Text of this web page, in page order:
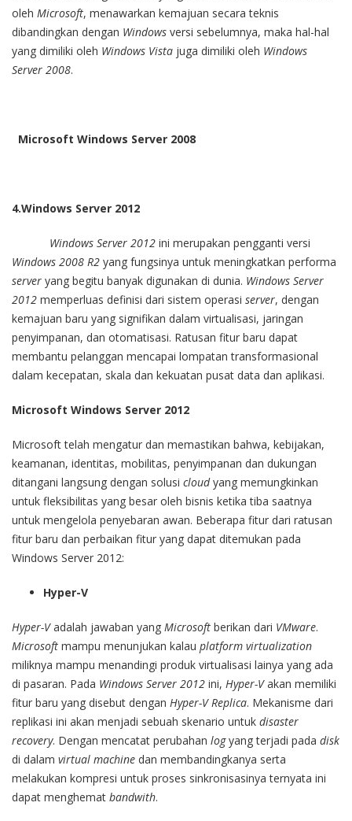
oleh Microsoft, menawarkan kemajuan secara teknis
dibandingkan dengan Windows versi sebelumnya, maka hal-hal
yang dimiliki oleh Windows Vista juga dimiliki oleh Windows
Server 2008.
Microsoft Windows Server 2008
4.Windows Server 2012
Windows Server 2012 ini merupakan pengganti versi
Windows 2008 R2 yang fungsinya untuk meningkatkan performa
server yang begitu banyak digunakan di dunia. Windows Server
2012 memperluas definisi dari sistem operasi server, dengan
kemajuan baru yang signifikan dalam virtualisasi, jaringan
penyimpanan, dan otomatisasi. Ratusan fitur baru dapat
membantu pelanggan mencapai lompatan transformasional
dalam kecepatan, skala dan kekuatan pusat data dan aplikasi.
Microsoft Windows Server 2012
Microsoft telah mengatur dan memastikan bahwa, kebijakan,
keamanan, identitas, mobilitas, penyimpanan dan dukungan
ditangani langsung dengan solusi cloudyang memungkinkan
untuk fleksibilitas yang besar oleh bisnis ketika tiba saatnya
untuk mengelola penyebaran awan. Beberapa fitur dari ratusan
fitur baru dan perbaikan fitur yang dapat ditemukan pada
Windows Server 2012:
Hyper-V
Hyper-Vadalah jawaban yang Microsoft berikan dari VMware.
Microsoft mampu menunjukan kalau platform virtualization
miliknya mampu menandingi produk virtualisasi lainya yang ada
di pasaran. Pada Windows Server 2012 ini, Hyper-Vakan memiliki
fitur baru yang disebut dengan Hyper-V Replica. Mekanisme dari
replikasi ini akan menjadi sebuah skenario untuk disaster
recovery. Dengan mencatat perubahan logyang terjadi pada disk
di dalam virtual machine dan membandingkanya serta
melakukan kompresi untuk proses sinkronisasinya ternyata ini
dapat menghemat bandwith.